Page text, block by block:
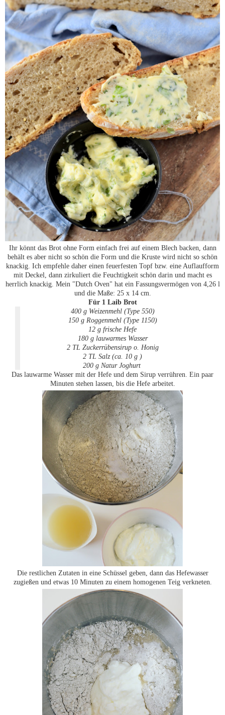
Ihr könnt das Brot ohne Form einfach frei auf einem Blech backen, dann
behält es aber nicht so schön die Form und die Kruste wird nicht so schön
knackig. Ich empfehle daher einen feuerfesten Topf bzw. eine Auflaufform
mit Deckel, dann zirkuliert die Feuchtigkeit schön darin und macht es
herrlich knackig. Mein "Dutch Oven" hat ein Fassungsvermögen von 4,26 l
und die Maße: 25 x 14 cm.
Für 1 Laib Brot
400 g Weizenmehl (Type 550)
150 g Roggenmehl (Type 1150)
12 g frische Hefe
180 g lauwarmes Wasser
2 TL Zuckerrübensirup o. Honig
2 TL Salz (ca. 10 g )
200 g Natur Joghurt
Das lauwarme Wasser mit der Hefe und dem Sirup verrühren. Ein paar
Minuten stehen lassen, bis die Hefe arbeitet.
Die restlichen Zutaten in eine Schüssel geben, dann das Hefewasser
zugießen und etwas 10 Minuten zu einem homogenen Teig verkneten.